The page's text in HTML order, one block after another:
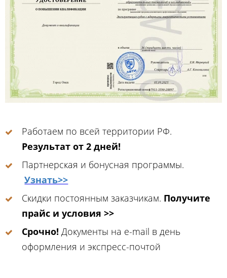
Работаем по всей территории РФ.
Результат от 2 дней!
Партнерская и бонусная программы.
Узнать>>
Скидки постоянным заказчикам. Получите
прайс и условия >>
Срочно! Документы на e-mail в день
оформления и экспресс-почтой